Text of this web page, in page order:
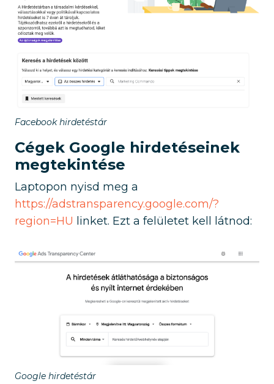
Facebook hirdetéstár
Cégek Google hirdetéseinek
megtekintése
Laptopon nyisd meg a
https://adstransparency.google.com/?
region=HU linket. Ezt a felületet kell látnod:
Google hirdetéstár